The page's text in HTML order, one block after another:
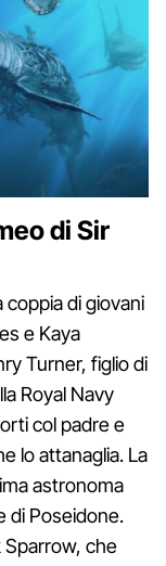
di Sir
coppia di giovani
e Kaya
Turner, figlio di
Royal Navy
col padre e
lo attanaglia. La
astronoma
di Poseidone.
Sparrow, che